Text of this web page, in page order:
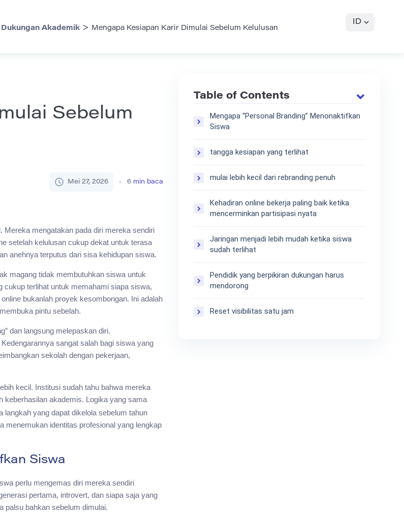
Dukungan Akademik> Mengapa Kesiapan Karir Dimulai Sebelum Kelulusan
ID
Sebelum
Mei 27, 2026 6 min baca
mengatakan pada diri mereka sendiri
setelah kelulusan cukup dekat untuk terasa
anehnya terputus dari sisa kehidupan siswa.
magang tidak membutuhkan siswa untuk
terlihat untuk memahami siapa siswa,
bukanlah proyek kesombongan. Ini adalah
pintu sebelah.
dan langsung melepaskan diri.
sangat salah bagi siswa yang
sekolah dengan pekerjaan,
kecil. Institusi sudah tahu bahwa mereka
keberhasilan akademis. Logika yang sama
yang dapat dikelola sebelum tahun
menemukan identitas profesional yang lengkap
Siswa
perlu mengemas diri mereka sendiri
pertama, introvert, dan siapa saja yang
palsu bahkan sebelum dimulai.
Table of Contents
Mengapa “Personal Branding” Menonaktifkan
Siswa
tangga kesiapan yang terlihat
mulai lebih kecil dari rebranding penuh
Kehadiran online bekerja paling baik ketika
mencerminkan partisipasi nyata
Jaringan menjadi lebih mudah ketika siswa
sudah terlihat
Pendidik yang berpikiran dukungan harus
mendorong
Reset visibilitas satu jam